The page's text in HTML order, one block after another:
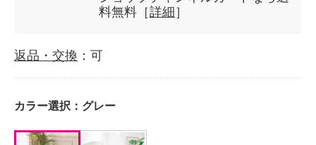
料無料［詳細 ］
返品・交換 ：可
カラー選択： グレー